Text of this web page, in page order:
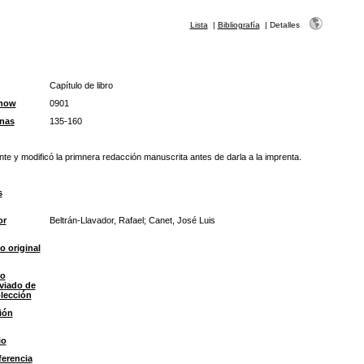
Lista | Bibliografía | Detalles
Capítulo de libro
0901
135-160
y modificó la primnera redacción manuscrita antes de darla a la imprenta.
Beltrán-Llavador, Rafael; Canet, José Luis
original
de